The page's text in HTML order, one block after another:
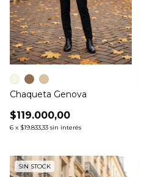
Chaqueta Genova
$119.000,00
6 x $19.833,33 sin interés
SIN STOCK